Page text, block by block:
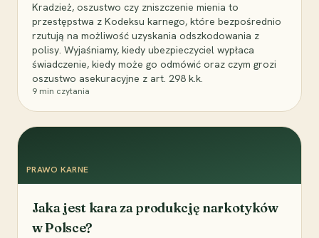
Kradzież, oszustwo czy zniszczenie mienia to
przestępstwa z Kodeksu karnego, które bezpośrednio
rzutują na możliwość uzyskania odszkodowania z
polisy. Wyjaśniamy, kiedy ubezpieczyciel wypłaca
świadczenie, kiedy może go odmówić oraz czym grozi
oszustwo asekuracyjne z art. 298 k.k.
9 min czytania
PRAWO KARNE
Jaka jest kara za produkcję narkotyków
w Polsce?